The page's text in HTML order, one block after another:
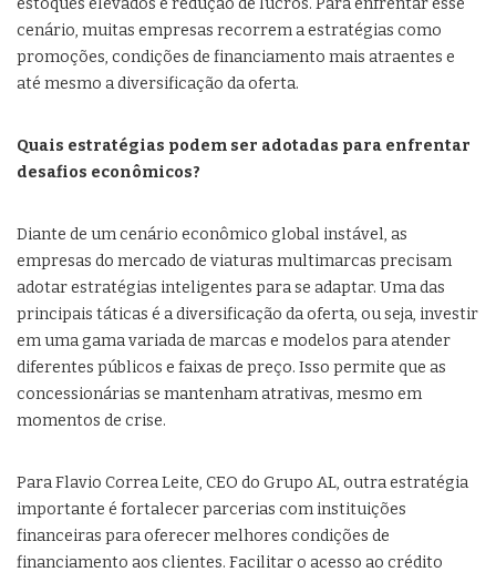
estoques elevados e redução de lucros. Para enfrentar esse
cenário, muitas empresas recorrem a estratégias como
promoções, condições de financiamento mais atraentes e
até mesmo a diversificação da oferta.
Quais estratégias podem ser adotadas para enfrentar
desafios econômicos?
Diante de um cenário econômico global instável, as
empresas do mercado de viaturas multimarcas precisam
adotar estratégias inteligentes para se adaptar. Uma das
principais táticas é a diversificação da oferta, ou seja, investir
em uma gama variada de marcas e modelos para atender
diferentes públicos e faixas de preço. Isso permite que as
concessionárias se mantenham atrativas, mesmo em
momentos de crise.
Para Flavio Correa Leite, CEO do Grupo AL, outra estratégia
importante é fortalecer parcerias com instituições
financeiras para oferecer melhores condições de
financiamento aos clientes. Facilitar o acesso ao crédito